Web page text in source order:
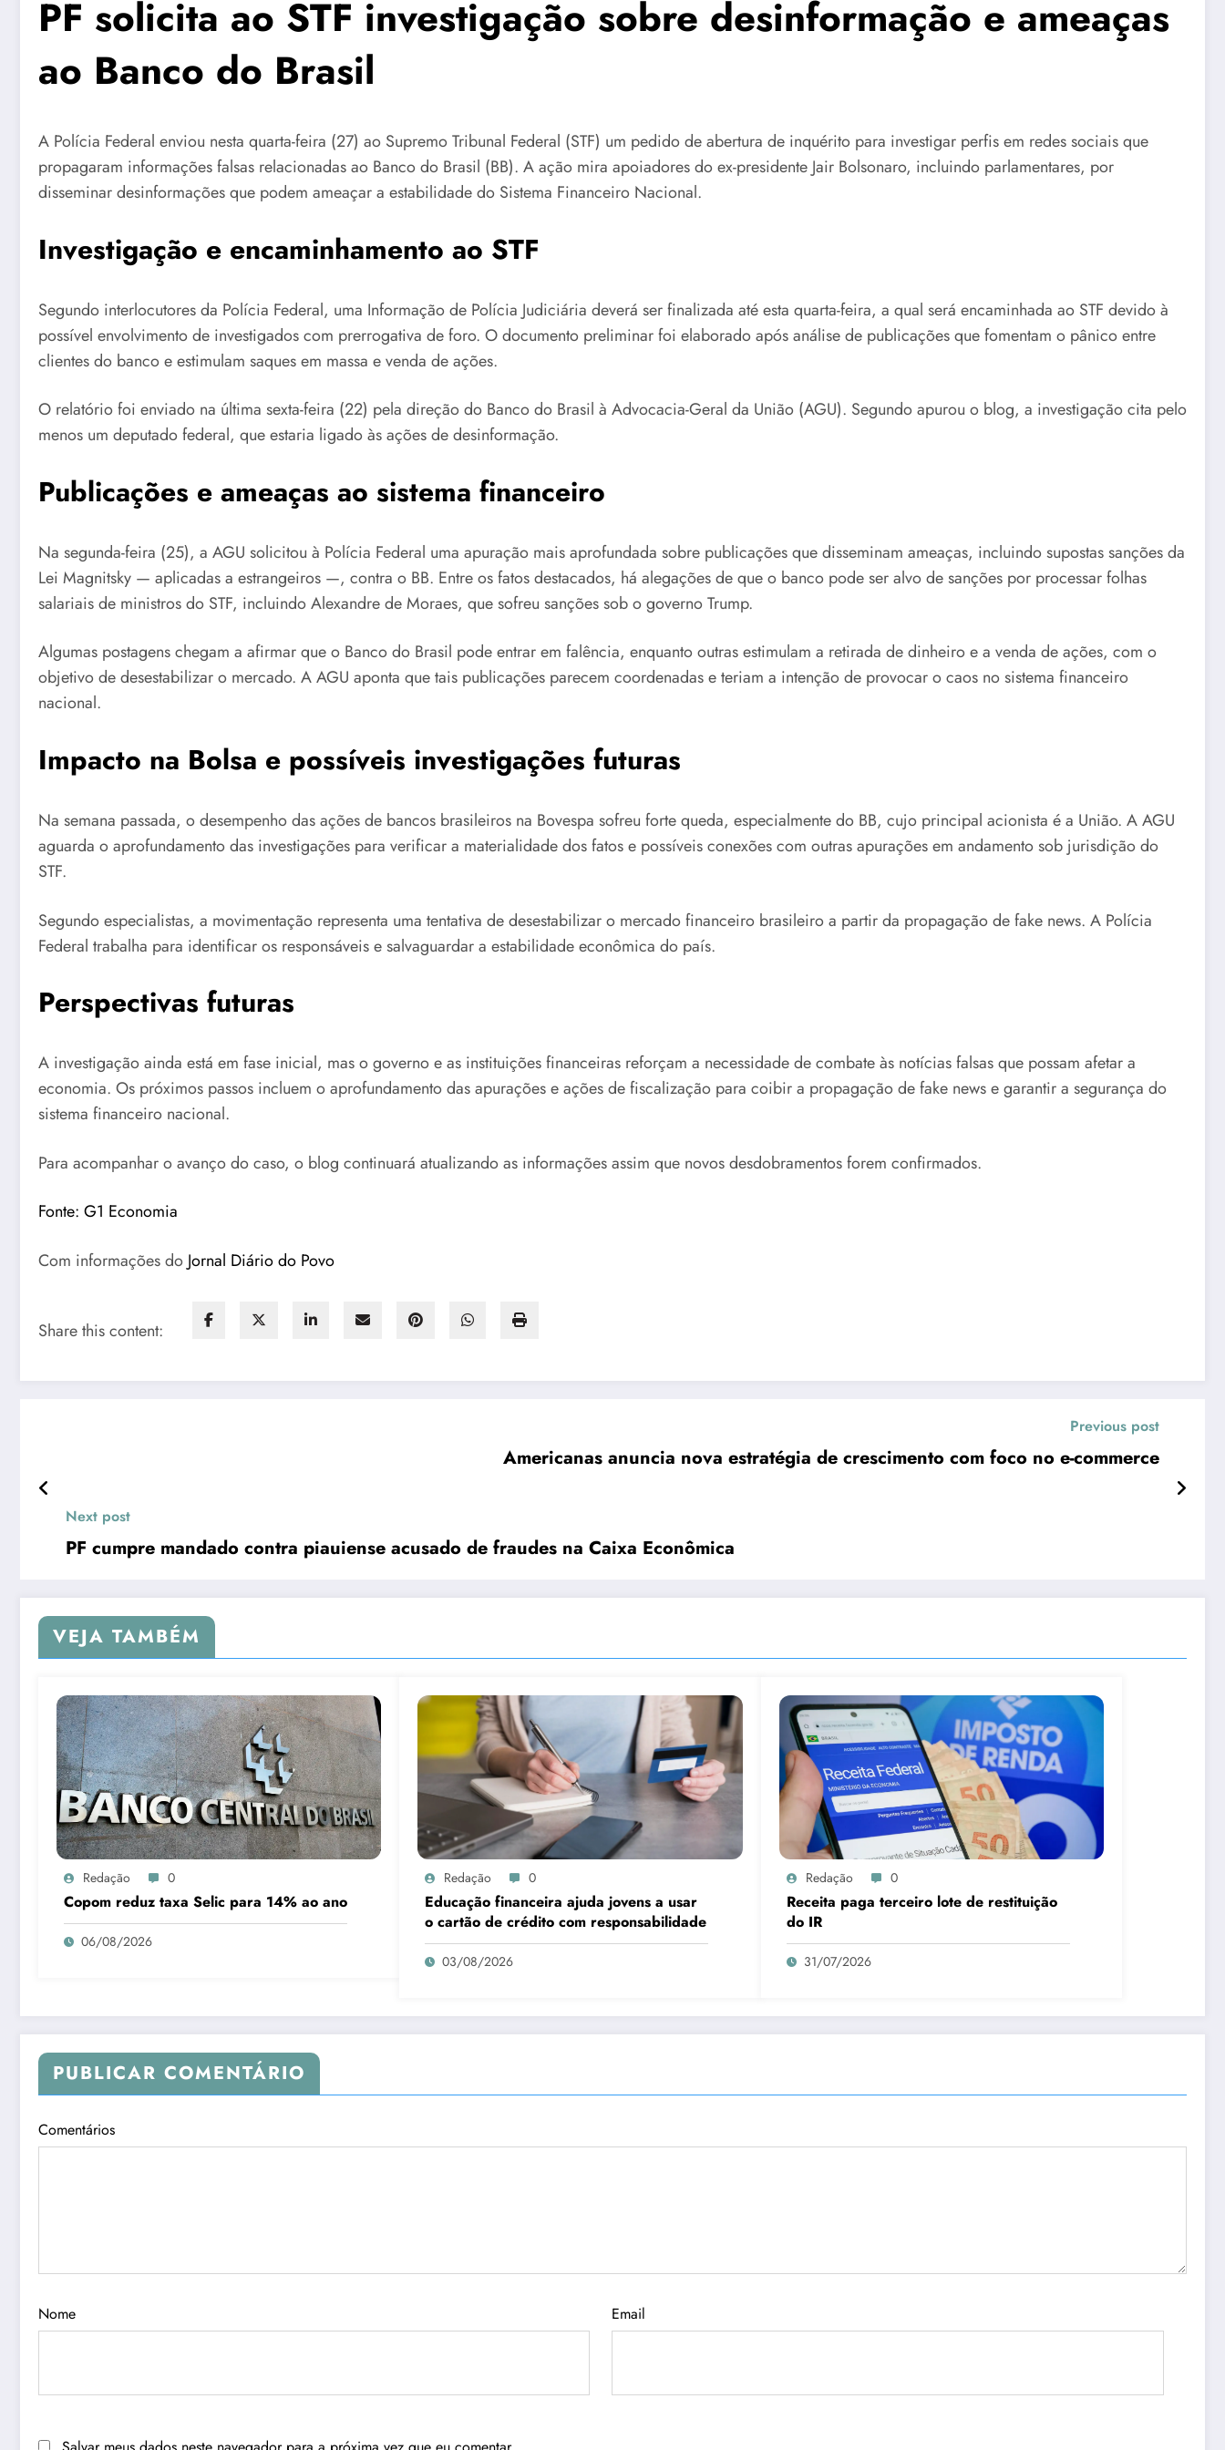
PF solicita ao STF investigação sobre desinformação e ameaças
ao Banco do Brasil
A Polícia Federal enviou nesta quarta-feira (27) ao Supremo Tribunal Federal (STF) um pedido de abertura de inquérito para investigar perfis em redes sociais que
propagaram informações falsas relacionadas ao Banco do Brasil (BB). A ação mira apoiadores do ex-presidente Jair Bolsonaro, incluindo parlamentares, por
disseminar desinformações que podem ameaçar a estabilidade do Sistema Financeiro Nacional.
Investigação e encaminhamento ao STF
Segundo interlocutores da Polícia Federal, uma Informação de Polícia Judiciária deverá ser finalizada até esta quarta-feira, a qual será encaminhada ao STF devido à
possível envolvimento de investigados com prerrogativa de foro. O documento preliminar foi elaborado após análise de publicações que fomentam o pânico entre
clientes do banco e estimulam saques em massa e venda de ações.
O relatório foi enviado na última sexta-feira (22) pela direção do Banco do Brasil à Advocacia-Geral da União (AGU). Segundo apurou o blog, a investigação cita pelo
menos um deputado federal, que estaria ligado às ações de desinformação.
Publicações e ameaças ao sistema financeiro
Na segunda-feira (25), a AGU solicitou à Polícia Federal uma apuração mais aprofundada sobre publicações que disseminam ameaças, incluindo supostas sanções da
Lei Magnitsky — aplicadas a estrangeiros —, contra o BB. Entre os fatos destacados, há alegações de que o banco pode ser alvo de sanções por processar folhas
salariais de ministros do STF, incluindo Alexandre de Moraes, que sofreu sanções sob o governo Trump.
Algumas postagens chegam a afirmar que o Banco do Brasil pode entrar em falência, enquanto outras estimulam a retirada de dinheiro e a venda de ações, com o
objetivo de desestabilizar o mercado. A AGU aponta que tais publicações parecem coordenadas e teriam a intenção de provocar o caos no sistema financeiro
nacional.
Impacto na Bolsa e possíveis investigações futuras
Na semana passada, o desempenho das ações de bancos brasileiros na Bovespa sofreu forte queda, especialmente do BB, cujo principal acionista é a União. A AGU
aguarda o aprofundamento das investigações para verificar a materialidade dos fatos e possíveis conexões com outras apurações em andamento sob jurisdição do
STF.
Segundo especialistas, a movimentação representa uma tentativa de desestabilizar o mercado financeiro brasileiro a partir da propagação de fake news. A Polícia
Federal trabalha para identificar os responsáveis e salvaguardar a estabilidade econômica do país.
Perspectivas futuras
A investigação ainda está em fase inicial, mas o governo e as instituições financeiras reforçam a necessidade de combate às notícias falsas que possam afetar a
economia. Os próximos passos incluem o aprofundamento das apurações e ações de fiscalização para coibir a propagação de fake news e garantir a segurança do
sistema financeiro nacional.
Para acompanhar o avanço do caso, o blog continuará atualizando as informações assim que novos desdobramentos forem confirmados.
Fonte: G1 Economia
Com informações do Jornal Diário do Povo
Share this content:
Previous post
Americanas anuncia nova estratégia de crescimento com foco no e-commerce
Next post
PF cumpre mandado contra piauiense acusado de fraudes na Caixa Econômica
VEJA TAMBÉM
Redação 0
Copom reduz taxa Selic para 14% ao ano
06/08/2026
Redação 0
Educação financeira ajuda jovens a usar
o cartão de crédito com responsabilidade
03/08/2026
Redação 0
Receita paga terceiro lote de restituição
do IR
31/07/2026
PUBLICAR COMENTÁRIO
Comentários
Nome Email